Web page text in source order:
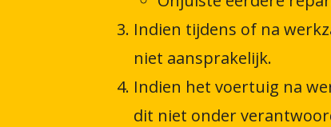
Indien tijdens of na
niet aansprakelijk.
Indien het voertuig na
dit niet onder